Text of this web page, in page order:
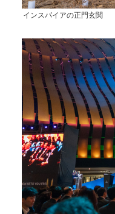
インスパイアの正門玄関